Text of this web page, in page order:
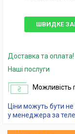
ШВИДКЕ
Доставка та оплата!
Наші послуги
Можливість
Ціни можуть бути
у менеджера за